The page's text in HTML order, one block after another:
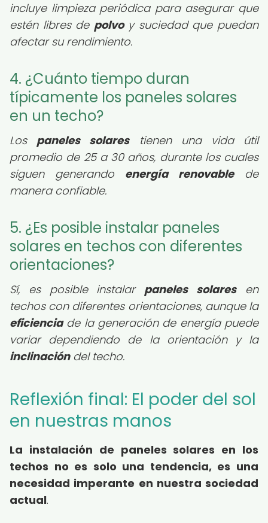
incluye limpieza periódica para asegurar que
estén libres de polvoy suciedad que puedan
afectar su rendimiento.
4. ¿Cuánto tiempo duran
típicamente los paneles solares
en un techo?
Los paneles solarestienen una vida útil
promedio de 25 a 30 años, durante los cuales
siguen generando energía renovablede
manera confiable.
5. ¿Es posible instalar paneles
solares en techos con diferentes
orientaciones?
Sí, es posible instalar paneles solaresen
techos con diferentes orientaciones, aunque la
eficienciade la generación de energía puede
variar dependiendo de la orientación y la
inclinacióndel techo.
Reflexión final: El poder del sol
en nuestras manos
La instalación de paneles solares en los
techos no es solo una tendencia, es una
necesidad imperante en nuestra sociedad
actual.